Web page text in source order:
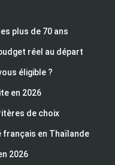
plus de 70 ans
réel au départ
éligible ?
en 2026
de choix
français en Thaïlande
2026